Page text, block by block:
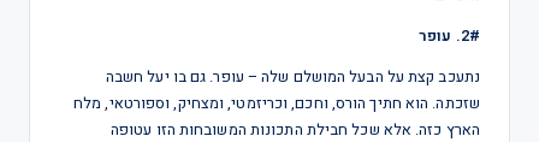
2#. עופר
נתעכב קצת על הבעל המושלם שלה – עופר. גם בו יעל חשבה
שזכתה. הוא חתיך הורס, וחכם, וכריזמטי, ומצחיק, וספורטאי, מלח
הארץ כזה. אלא שכל חבילת התכונות המשובחות הזו עטופה